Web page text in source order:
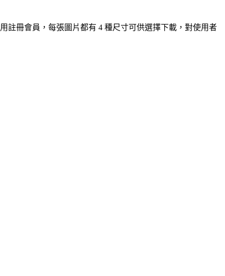
註冊會員，每張圖片都有 4 種尺寸可供選擇下載，對使用者